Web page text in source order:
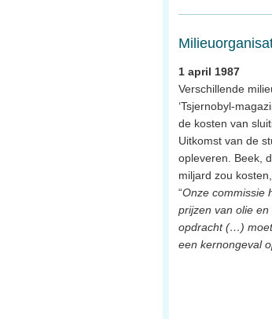
1 april 1987
Verschillende
‘Tsjernobyl-
de kosten van
Uitkomst van de
opleveren. Beek,
miljard zou
“Onze commissie
prijzen van olie
opdracht (…)
een kernongeval